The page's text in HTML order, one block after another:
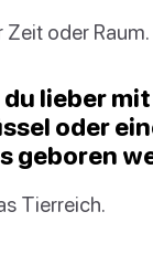
oder Raum.
du lieber
oder
geboren
Tierreich.